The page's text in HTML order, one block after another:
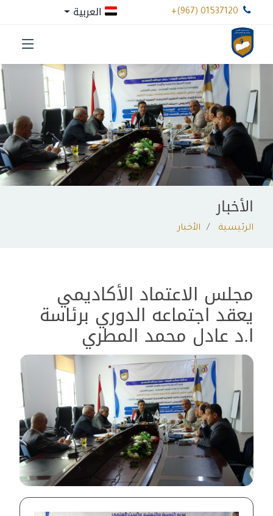
+(967) 01537120
الأخبار
الرئيسية الأخبار
مجلس الاعتماد الأكاديمي
يعقد اجتماعه الدوري برئاسة
ا.د عادل محمد المطري